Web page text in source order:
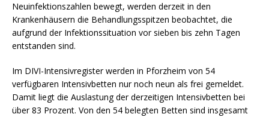
Neuinfektionszahlen bewegt, werden derzeit in den
Krankenhäusern die Behandlungsspitzen beobachtet, die
aufgrund der Infektionssituation vor sieben bis zehn Tagen
entstanden sind.
Im DIVI-Intensivregister werden in Pforzheim von 54
verfügbaren Intensivbetten nur noch neun als frei gemeldet.
Damit liegt die Auslastung der derzeitigen Intensivbetten bei
über 83 Prozent. Von den 54 belegten Betten sind insgesamt